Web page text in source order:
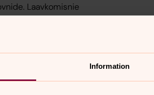
Information
Laavkomisnie
lohkedh:
Dïhte guhte
vaedtsedh.